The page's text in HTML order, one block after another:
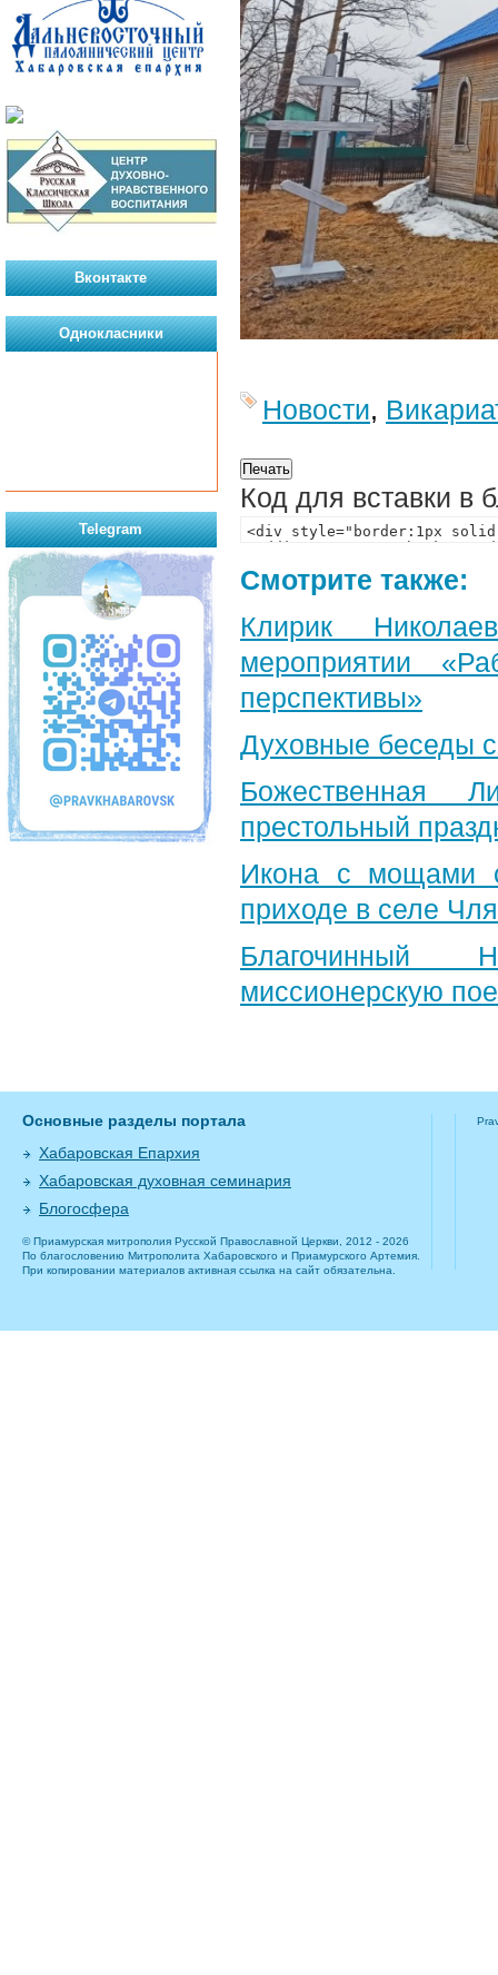
Новости,
Код для вставки в
Смотрите также:
Клирик
мероприятии
перспективы»
Духовные беседы
Божественная
престольный
Икона с мощами
приходе в селе Чля
Благочинный
миссионерскую
Вконтакте
Однокласники
Telegram
Основные разделы портала
Хабаровская Епархия
Хабаровская духовная семинария
Блогосфера
© Приамурская митрополия Русской Православной Церкви, 2012 - 2026
По благословению Митрополита Хабаровского и Приамурского Артемия.
При копировании материалов активная ссылка на сайт обязательна.